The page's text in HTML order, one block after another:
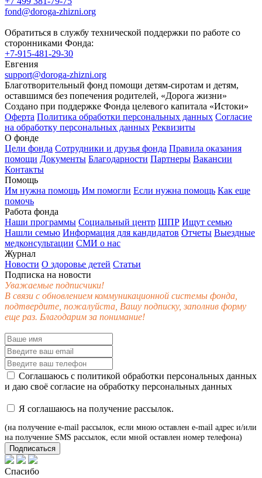
fond@doroga-zhizni.org
Обратиться в службу технической поддержки по работе со
сторонниками Фонда:
+7-915-481-29-30
Евгения
support@doroga-zhizni.org
Благотворительный фонд помощи детям-сиротам и детям,
оставшимся без попечения родителей, «Дорога жизни»
Создано при поддержке Фонда целевого капитала «Истоки»
Оферта Политика обработки персональных данных Согласие
на обработку персональных данных Реквизиты
О фонде
Цели фонда Сотрудники и друзья фонда Правила оказания
помощи Документы Благодарности Партнеры Вакансии
Контакты
Помощь
Им нужна помощь Им помогли Если нужна помощь Как еще
помочь
Работа фонда
Наши программы Социальный центр ШПР Ищут семью
Нашли семью Информация для кандидатов Отчеты Выездные
медконсультации СМИ о нас
Журнал
Новости О здоровье детей Статьи
Подписка на новости
Уважаемые подписчики!
В связи с обновлением коммуникационной системы фонда,
подтвердите, пожалуйста, Вашу подписку, заполнив форму
еще раз. Благодарим за понимание!
Соглашаюсь с политикой обработки персональных данных
и даю своё согласие на обработку персональных данных
Я соглашаюсь на получение рассылок.
(на получение e-mail рассылок, если мною оставлен e-mail адрес и/или
на получение SMS рассылок, если мной оставлен номер телефона)
Подписаться
Спасибо